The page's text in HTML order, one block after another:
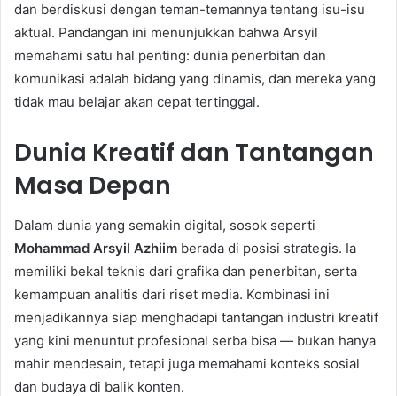
dan berdiskusi dengan teman-temannya tentang isu-isu
aktual. Pandangan ini menunjukkan bahwa Arsyil
memahami satu hal penting: dunia penerbitan dan
komunikasi adalah bidang yang dinamis, dan mereka yang
tidak mau belajar akan cepat tertinggal.
Dunia Kreatif dan Tantangan
Masa Depan
Dalam dunia yang semakin digital, sosok seperti
Mohammad Arsyil Azhiim berada di posisi strategis. Ia
memiliki bekal teknis dari grafika dan penerbitan, serta
kemampuan analitis dari riset media. Kombinasi ini
menjadikannya siap menghadapi tantangan industri kreatif
yang kini menuntut profesional serba bisa — bukan hanya
mahir mendesain, tetapi juga memahami konteks sosial
dan budaya di balik konten.